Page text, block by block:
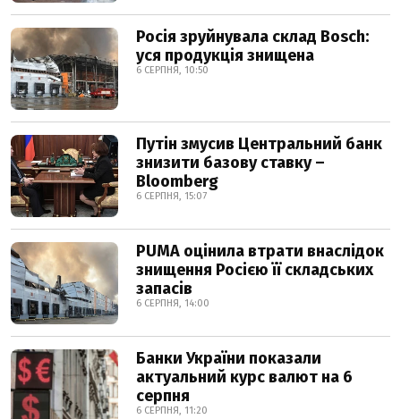
Росія зруйнувала склад Bosch:
уся продукція знищена
6 СЕРПНЯ, 10:50
Путін змусив Центральний банк
знизити базову ставку –
Bloomberg
6 СЕРПНЯ, 15:07
PUMA оцінила втрати внаслідок
знищення Росією її складських
запасів
6 СЕРПНЯ, 14:00
Банки України показали
актуальний курс валют на 6
серпня
6 СЕРПНЯ, 11:20